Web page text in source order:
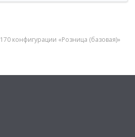
конфигурации «Розница (базовая)»